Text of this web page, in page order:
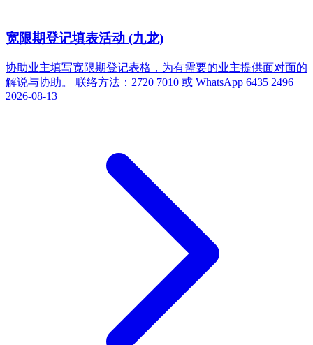
宽限期登记填表活动 (九龙)
协助业主填写宽限期登记表格，为有需要的业主提供面对面的
解说与协助。 联络方法：2720 7010 或 WhatsApp 6435 2496
2026-08-13